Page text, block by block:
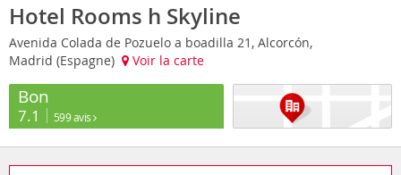
Hotel Rooms h Skyline
Avenida Colada de Pozuelo a boadilla 21, Alcorcón,
Madrid (Espagne)
Voir la carte
Bon
7.1 599 avis